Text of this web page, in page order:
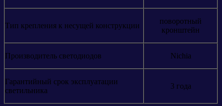
Тип крепления к несущей конструкции
поворотный
кронштейн
Производитель светодиодов Nichia
Гарантийный срок эксплуатации
светильника
3 года